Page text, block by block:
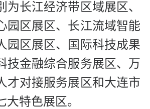
为长江经济带区域展区、
园区展区、长江流域智能
园区展区、国际科技成果
技金融综合服务展区、万
才对接服务展区和大连市
大特色展区。